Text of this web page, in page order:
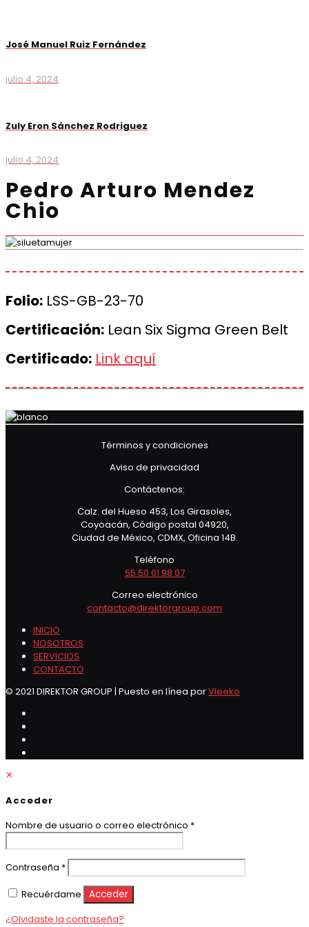
José Manuel Ruiz Fernández
julio 4, 2024
Zuly Eron Sánchez Rodriguez
julio 4, 2024
Pedro Arturo Mendez
Chio
Folio: LSS-GB-23-70
Certificación: Lean Six Sigma Green Belt
Certificado: Link aquí
Términos y condiciones
Aviso de privacidad
Contáctenos:
Calz. del Hueso 453, Los Girasoles,
Coyoacán, Código postal 04920,
Ciudad de México, CDMX, Oficina 14B.
Teléfono
55 50 01 98 07
Correo electrónico
contacto@direktorgroup.com
INICIO
NOSOTROS
SERVICIOS
CONTACTO
© 2021 DIREKTOR GROUP | Puesto en línea porVleeko
✕
Acceder
Nombre de usuario o correo electrónico *Obligatorio
Contraseña *Obligatorio
Recuérdame
Acceder
¿Olvidaste la contraseña?